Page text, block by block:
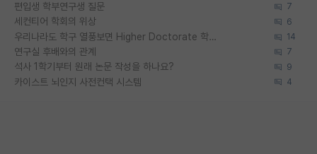
편입생 학부연구생 질문 7
세컨티어 학회의 위상 6
우리나라도 학구 열풍보면 Higher Doctorate 학위가 필요하다고 봅니다. 14
연구실 후배와의 관계 7
석사 1학기부터 원래 논문 작성을 하나요? 9
카이스트 뇌인지 사전컨택 시스템 4